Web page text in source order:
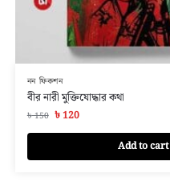
নন ফিকশন
বীর নারী মুক্তিযোদ্ধার কথা
৳150 ৳120
Add to cart